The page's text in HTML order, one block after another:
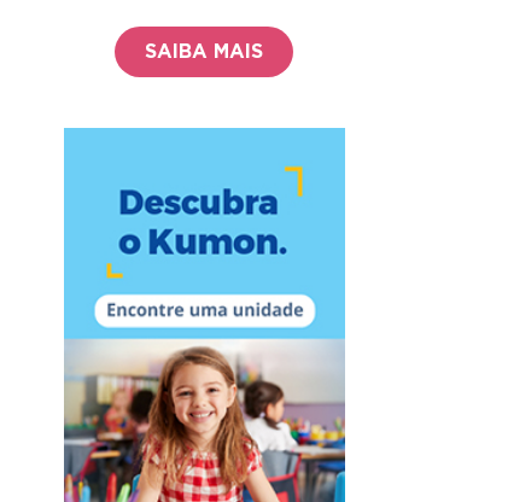
SAIBA MAIS